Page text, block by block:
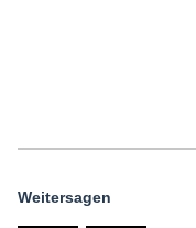
Weitersagen